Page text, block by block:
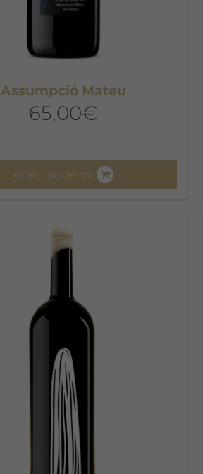
Assumpció Mateu
65,00€
Añadir al carrito